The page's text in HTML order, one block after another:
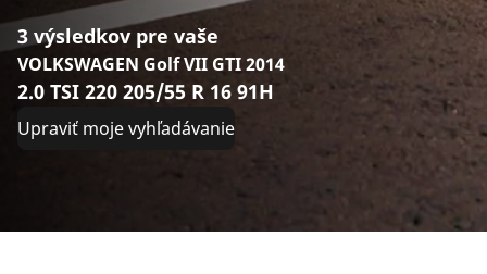
3 výsledkov pre vaše
VOLKSWAGEN Golf VII GTI 2014
2.0 TSI 220 205/55 R 16 91H
Upraviť moje vyhľadávanie